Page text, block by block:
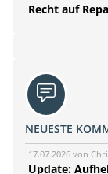
Recht auf
NEUESTE
17.07.2026 von
Update: